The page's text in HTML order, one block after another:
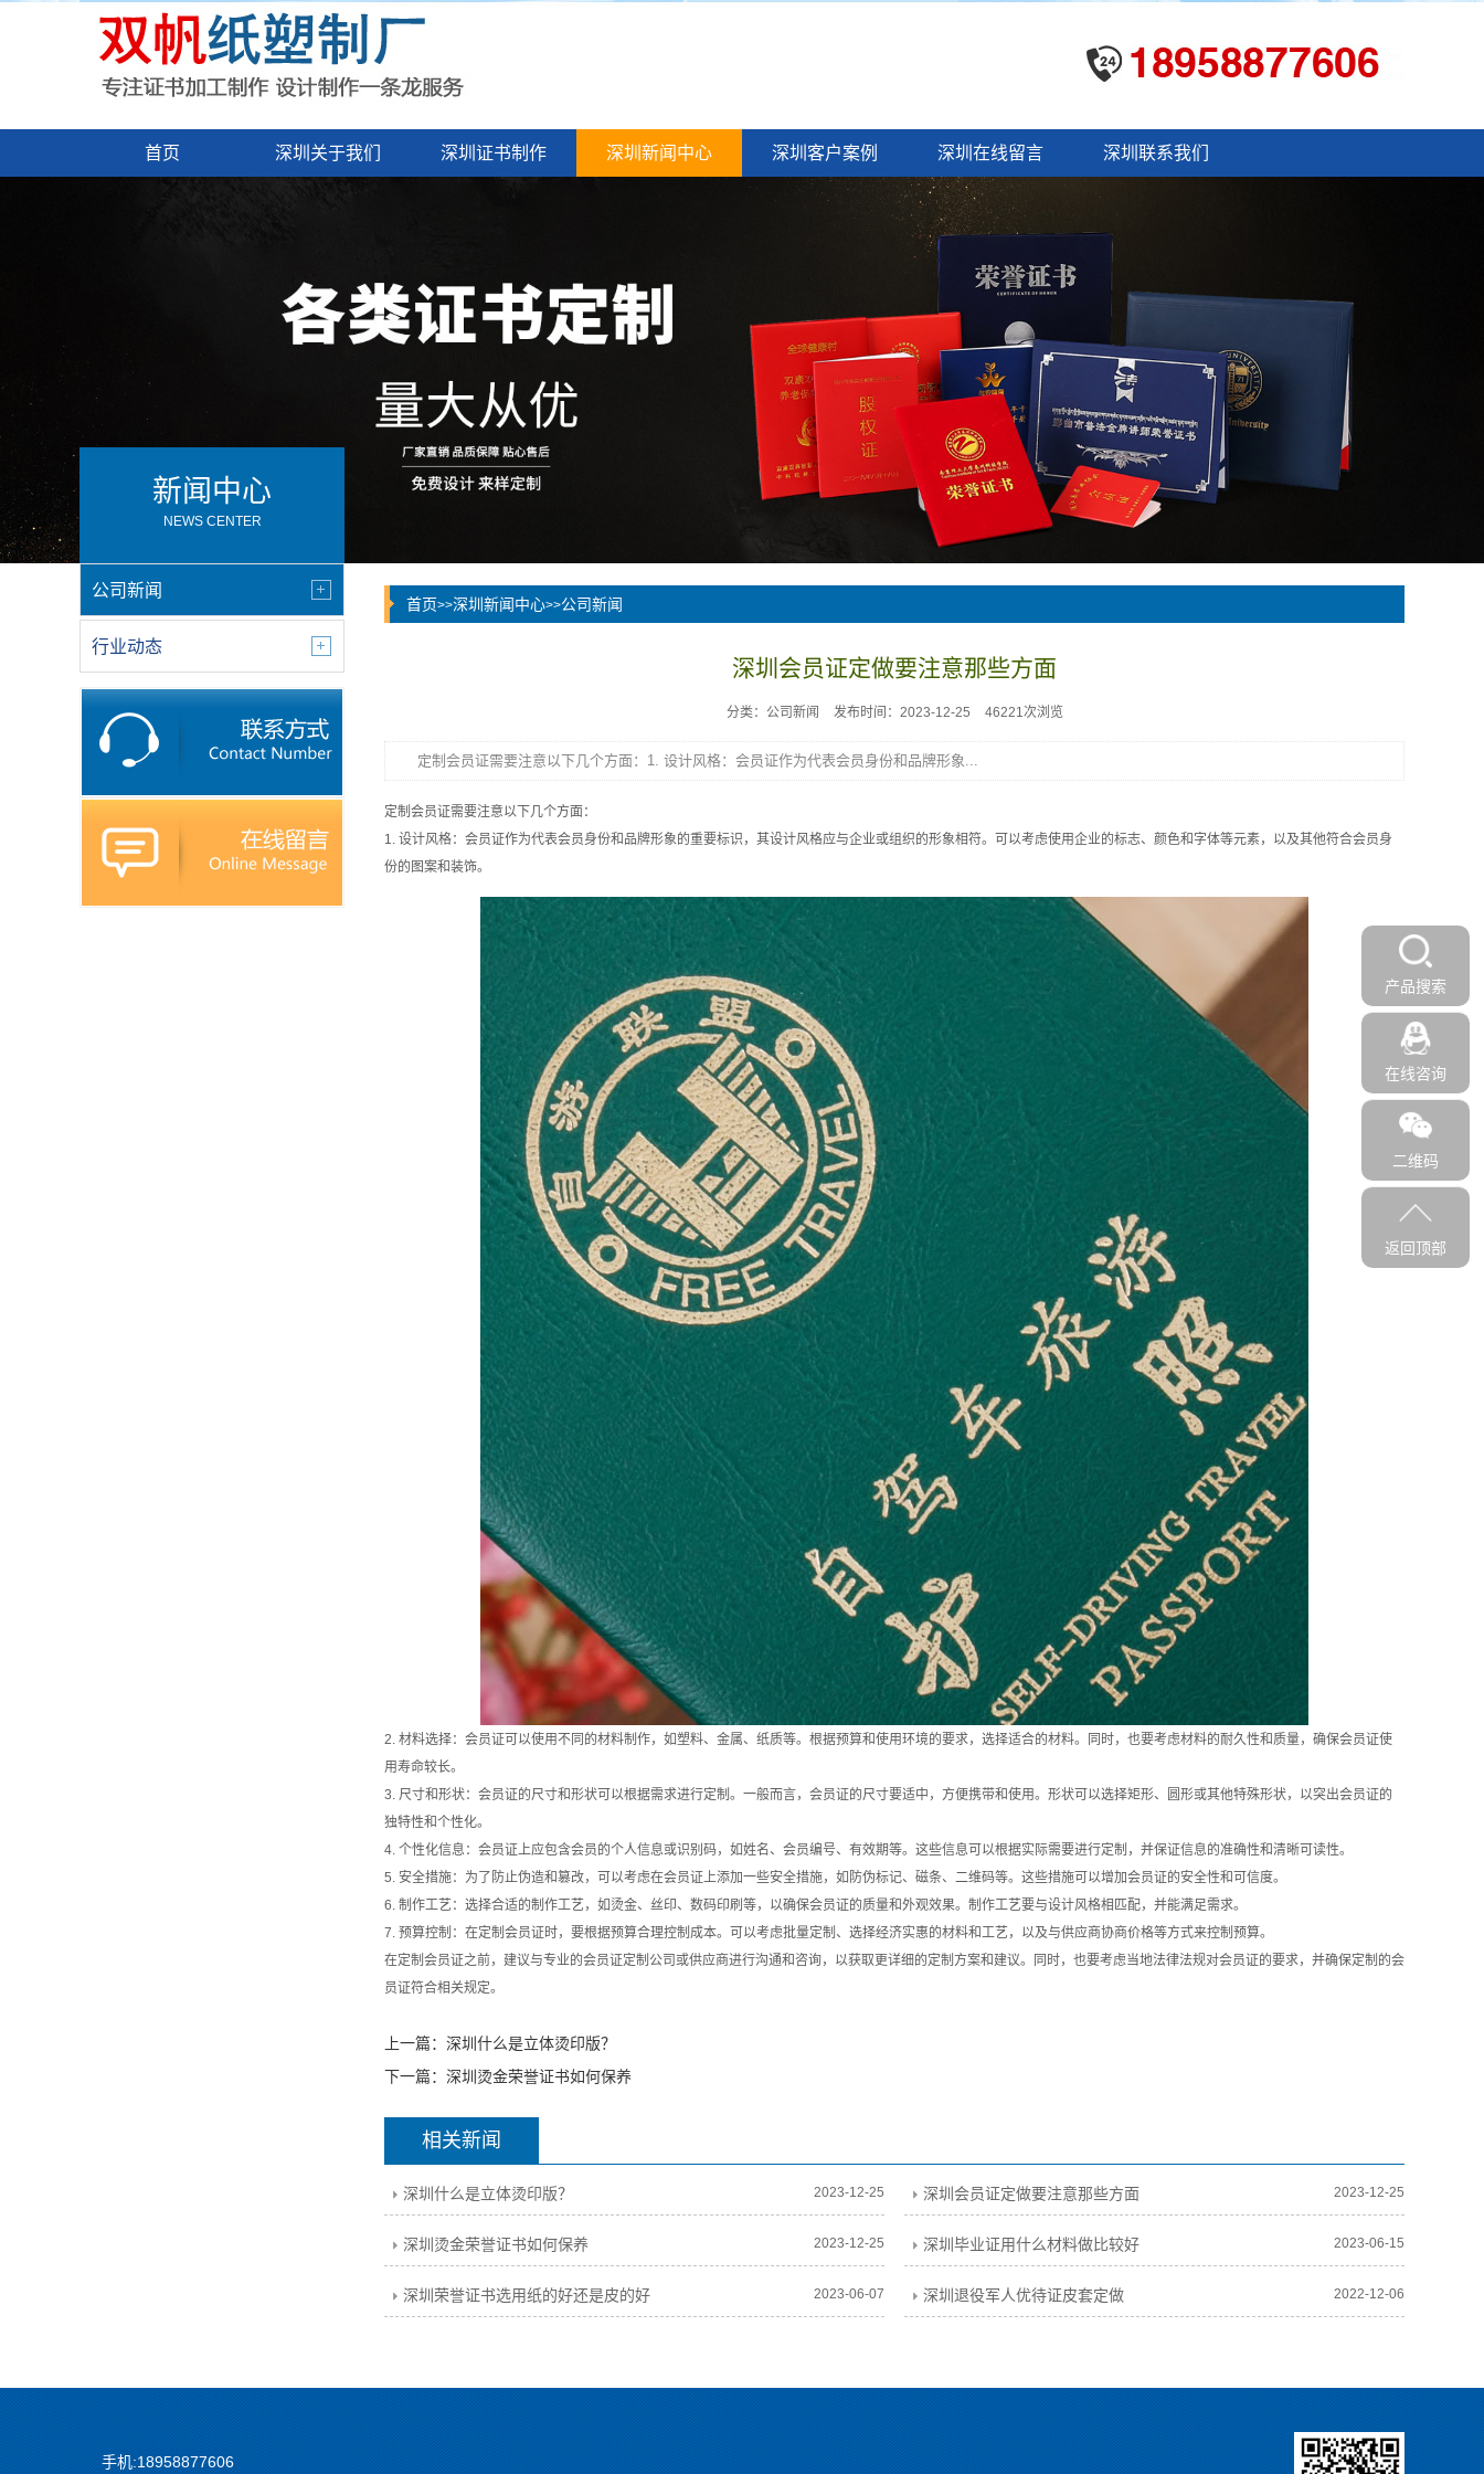
首页 深圳关于我们 深圳证书制作 深圳新闻中心 深圳客户案例 深圳在线留言 深圳联系我们
新闻中心
NEWS CENTER
公司新闻
行业动态
首页>>深圳新闻中心>>公司新闻
深圳会员证定做要注意那些方面
分类：公司新闻 发布时间：2023-12-25 46221次浏览
定制会员证需要注意以下几个方面：1. 设计风格：会员证作为代表会员身份和品牌形象...
定制会员证需要注意以下几个方面：
1. 设计风格：会员证作为代表会员身份和品牌形象的重要标识，其设计风格应与企业或组织的形象相符。可以考虑使用企业的标志、颜色和字体等元素，以及其他符合会员身
份的图案和装饰。
2. 材料选择：会员证可以使用不同的材料制作，如塑料、金属、纸质等。根据预算和使用环境的要求，选择适合的材料。同时，也要考虑材料的耐久性和质量，确保会员证使
用寿命较长。
3. 尺寸和形状：会员证的尺寸和形状可以根据需求进行定制。一般而言，会员证的尺寸要适中，方便携带和使用。形状可以选择矩形、圆形或其他特殊形状，以突出会员证的
独特性和个性化。
4. 个性化信息：会员证上应包含会员的个人信息或识别码，如姓名、会员编号、有效期等。这些信息可以根据实际需要进行定制，并保证信息的准确性和清晰可读性。
5. 安全措施：为了防止伪造和篡改，可以考虑在会员证上添加一些安全措施，如防伪标记、磁条、二维码等。这些措施可以增加会员证的安全性和可信度。
6. 制作工艺：选择合适的制作工艺，如烫金、丝印、数码印刷等，以确保会员证的质量和外观效果。制作工艺要与设计风格相匹配，并能满足需求。
7. 预算控制：在定制会员证时，要根据预算合理控制成本。可以考虑批量定制、选择经济实惠的材料和工艺，以及与供应商协商价格等方式来控制预算。
在定制会员证之前，建议与专业的会员证定制公司或供应商进行沟通和咨询，以获取更详细的定制方案和建议。同时，也要考虑当地法律法规对会员证的要求，并确保定制的会
员证符合相关规定。
上一篇： 深圳什么是立体烫印版？
下一篇： 深圳烫金荣誉证书如何保养
相关新闻
深圳什么是立体烫印版？ 2023-12-25 深圳会员证定做要注意那些方面 2023-12-25
深圳烫金荣誉证书如何保养 2023-12-25 深圳毕业证用什么材料做比较好 2023-06-15
深圳荣誉证书选用纸的好还是皮的好 2023-06-07 深圳退役军人优待证皮套定做 2022-12-06
手机:18958877606
产品搜索
在线咨询
二维码
返回顶部